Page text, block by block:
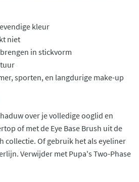
kleur
niet
in stickvorm
sporten, en langdurige make-up
over je volledige ooglid en
of met de Eye Base Brush uit de
collectie. Of gebruik het als eyeliner
Verwijder met Pupa's Two-Phase